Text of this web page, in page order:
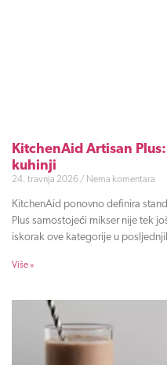
KitchenAid Artisan
kuhinji
24. travnja 2026 Nema komentara
KitchenAid ponovno definira
Plus samostojeći mikser nije tek
iskorak ove kategorije u
Više »